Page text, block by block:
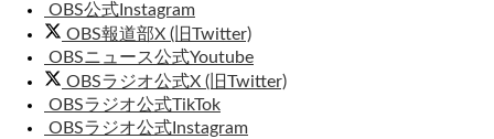
OBS公式Instagram
OBS報道部X (旧Twitter)
OBSニュース公式Youtube
OBSラジオ公式X (旧Twitter)
OBSラジオ公式TikTok
OBSラジオ公式Instagram